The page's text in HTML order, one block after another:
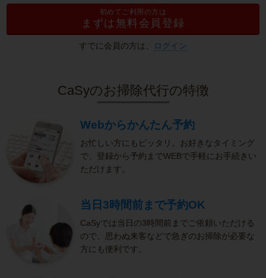
初めてご利用の方は
まずは無料会員登録
すでに会員の方は、 ログイン
CaSyのお掃除代行の特徴
Webからかんたん予約
お忙しい方にもピッタリ。お好きなタイミング
で、登録から予約までWEBで手軽にお手続きい
ただけます。
当日3時間前まで予約OK
CaSyでは当日の3時間前までご依頼いただける
ので、思わぬ来客などで急ぎのお掃除が必要な
方にも便利です。